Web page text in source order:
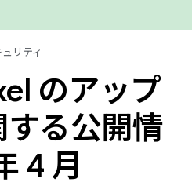
リティ
のアップ
る公開情
4 月